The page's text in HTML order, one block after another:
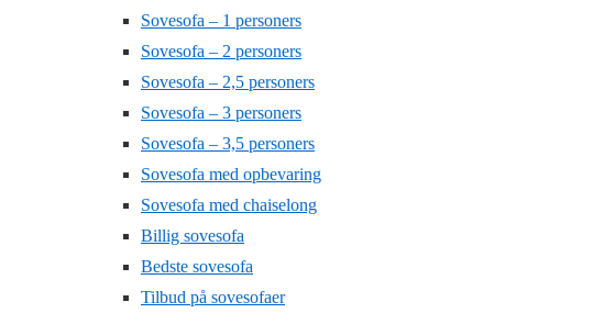
Sovesofa – 1 personers
Sovesofa – 2 personers
Sovesofa – 2,5 personers
Sovesofa – 3 personers
Sovesofa – 3,5 personers
Sovesofa med opbevaring
Sovesofa med chaiselong
Billig sovesofa
Bedste sovesofa
Tilbud på sovesofaer